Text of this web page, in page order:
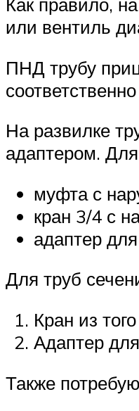
или вентиль
ПНД трубу
На развилке
адаптером.
муфта с
кран 3/4 с
адаптер
Для труб
Кран из
Адаптер
Также